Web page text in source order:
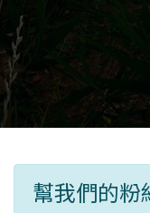
幫我們的粉